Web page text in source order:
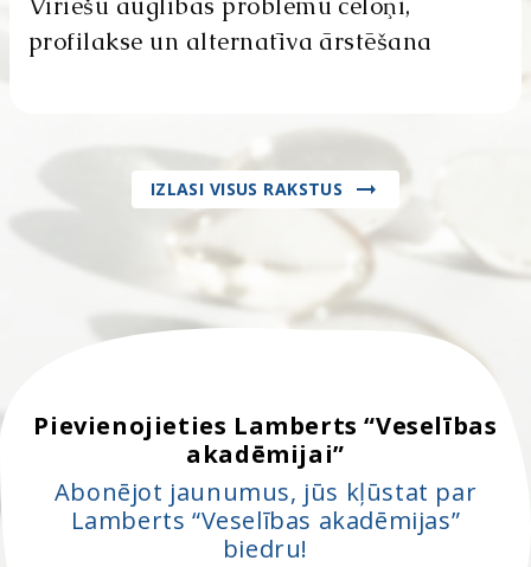
profilakse un alternatīva ārstēšana
IZLASI VISUS RAKSTUS
Pievienojieties Lamberts “Veselības
akadēmijai”
Abonējot jaunumus, jūs kļūstat par
Lamberts “Veselības akadēmijas”
biedru!